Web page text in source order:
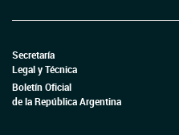
Secretaría
Legal y Técnica
Boletín Oficial
de la República Argentina